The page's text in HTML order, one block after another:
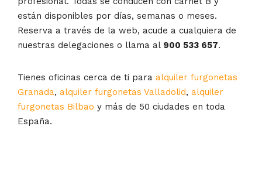
están disponibles por días, semanas o meses.
Reserva a través de la web, acude a cualquiera de
nuestras delegaciones o llama al 900 533 657.
Tienes oficinas cerca de ti para alquiler furgonetas
Granada, alquiler furgonetas Valladolid, alquiler
furgonetas Bilbao y más de 50 ciudades en toda
España.